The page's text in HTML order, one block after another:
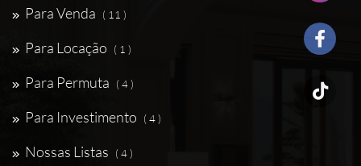
Para Venda ( 11 )
Para Locação ( 1 )
Para Permuta ( 4 )
Para Investimento ( 4 )
Nossas Listas ( 4 )